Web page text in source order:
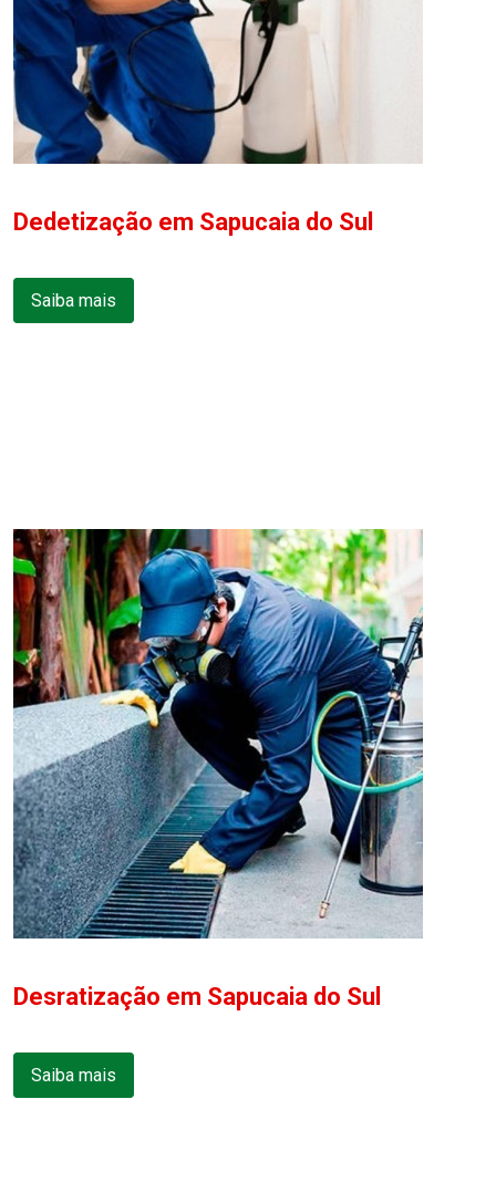
Dedetização em Sapucaia do Sul
Saiba mais
Desratização em Sapucaia do Sul
Saiba mais